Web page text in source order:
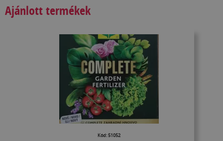
Ajánlott termékek
Kód: 51052